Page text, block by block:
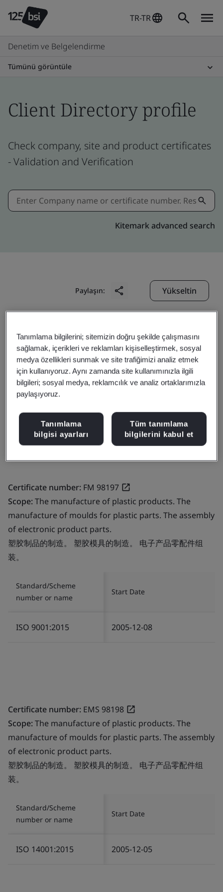
TR-TR
Denetim ve Belgelendirme
Tümünü görüntüle
Client Directory profile
Check company, site and product certificates
- Validation and Verification
Kitemark advanced search
Paylaşın: Yükseltin
Shenzhen EVA Mould Manufacturing
Company Limited
B Building, EVA Industry Park
Nanhuan Road, Tianliao Community
Yutang Street, Guangming District
Shenzhen
518132
China
Certificate number: FM 98197
Scope:The manufacture of plastic products. The
manufacture of moulds for plastic parts. The assembly
of electronic product parts.
塑胶制品的制造。 塑胶模具的制造。 电子产品零配件组
装。
Standard/Scheme
number or name
Start Date
ISO 9001:2015 2005-12-08
Certificate number: EMS 98198
Scope:The manufacture of plastic products. The
manufacture of moulds for plastic parts. The assembly
of electronic product parts.
塑胶制品的制造。 塑胶模具的制造。 电子产品零配件组
装。
Standard/Scheme
number or name
Start Date
ISO 14001:2015 2005-12-05
Tanımlama bilgilerini; sitemizin doğru şekilde çalışmasını
sağlamak, içerikleri ve reklamları kişiselleştirmek, sosyal
medya özellikleri sunmak ve site trafiğimizi analiz etmek
için kullanıyoruz. Aynı zamanda site kullanımınızla ilgili
bilgileri; sosyal medya, reklamcılık ve analiz ortaklarımızla
paylaşıyoruz.
Tanımlama
bilgisi ayarları
Tüm tanımlama
bilgilerini kabul et